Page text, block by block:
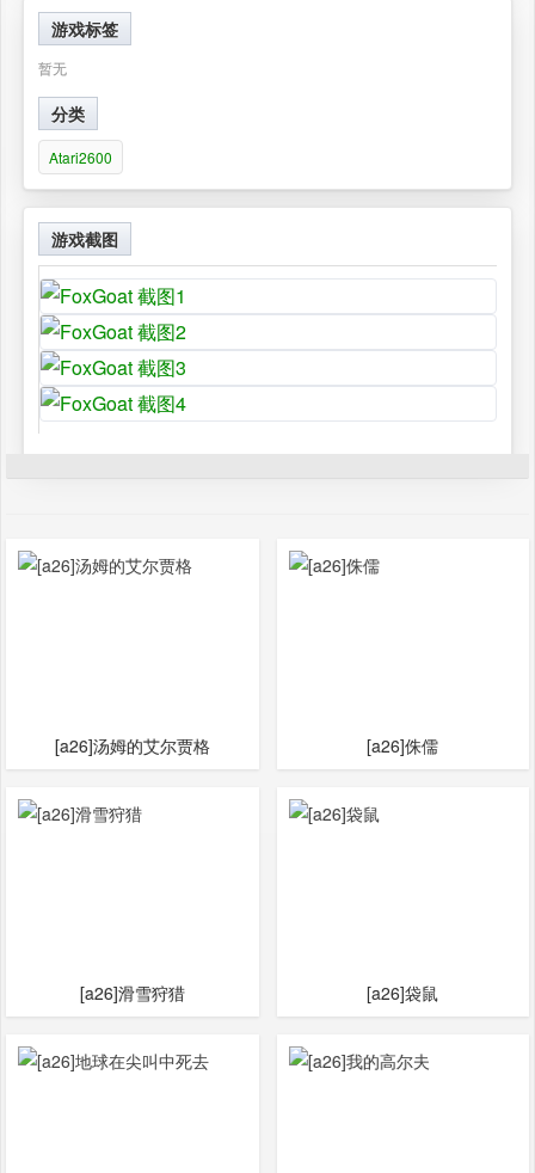
游戏标签
暂无
分类
Atari2600
游戏截图
[a26]汤姆的艾尔贾格 [a26]侏儒
[a26]滑雪狩猎 [a26]袋鼠